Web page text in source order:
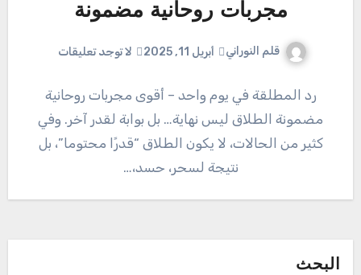
مجربات روحانية مضمونة
قلم النوراني أبريل 11, 2025 لا توجد تعليقات
رد المطلقة في يوم واحد – أقوى مجربات روحانية
مضمونة الطلاق ليس نهاية… بل بوابة لقدر آخر. وفي
كثير من الحالات، لا يكون الطلاق “قدرًا محتوما”، بل
نتيجة لسحر، حسد،…
البحث